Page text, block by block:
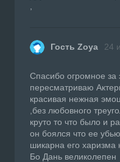
Гость Zoya 24
Спасибо огромное за
пересматриваю
красивая нежная
,без любовного
круто то что было и
он боялся что ее
шикарна его
Бо Дань великолепен